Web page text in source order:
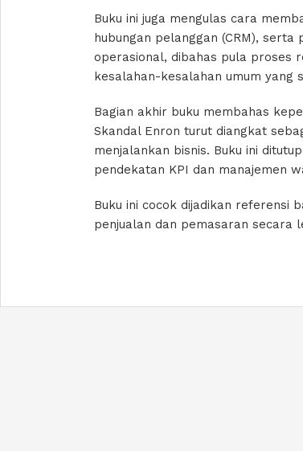
Buku ini juga mengulas cara
hubungan pelanggan (CRM),
operasional, dibahas pula proses
kesalahan-kesalahan umum
Bagian akhir buku membahas
Skandal Enron turut diangkat
menjalankan bisnis. Buku ini
pendekatan KPI dan manajemen
Buku ini cocok dijadikan referensi
penjualan dan pemasaran secara